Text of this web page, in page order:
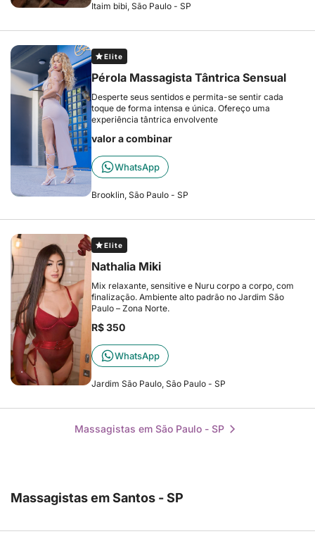
Itaim bibi, São Paulo - SP
Elite
Pérola Massagista Tântrica Sensual
Desperte seus sentidos e permita-se sentir cada
toque de forma intensa e única. Ofereço uma
experiência tântrica envolvente
valor a combinar
WhatsApp
Brooklin, São Paulo - SP
Elite
Nathalia Miki
Mix relaxante, sensitive e Nuru corpo a corpo, com
finalização. Ambiente alto padrão no Jardim São
Paulo – Zona Norte.
R$ 350
WhatsApp
Jardim São Paulo, São Paulo - SP
Massagistas em São Paulo - SP
Massagistas em Santos - SP